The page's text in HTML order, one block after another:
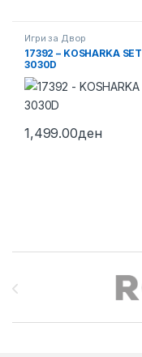
Игри за Двор
17392 – KOSHARKA SET
3030D
1,499.00ден